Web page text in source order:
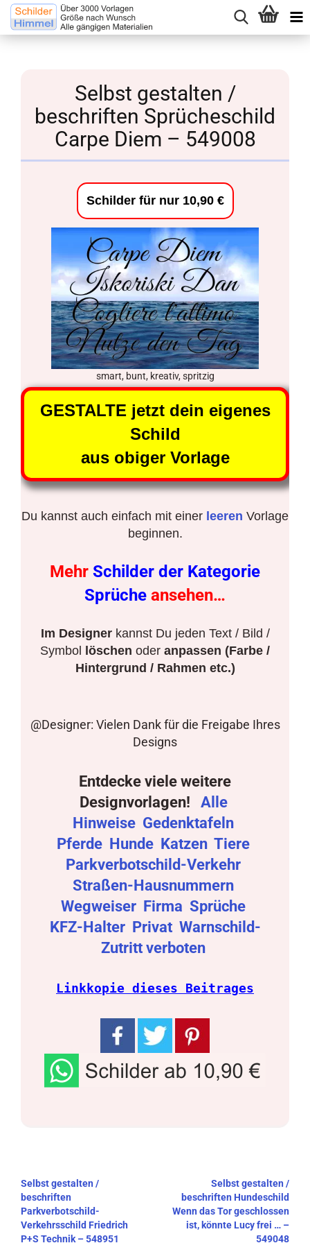
Selbst gestalten /
beschriften Sprücheschild
Carpe Diem – 549008
Schilder für nur 10,90 €
smart, bunt, kreativ, spritzig
GESTALTE jetzt dein eigenes
Schild
aus obiger Vorlage
Du kannst auch einfach mit einer leeren Vorlage
beginnen.
Mehr Schilder der Kategorie
Sprüche ansehen…
Im Designerkannst Du jeden Text / Bild /
Symbol
löschen oder anpassen (Farbe /
Hintergrund / Rahmen etc.)
@Designer: Vielen Dank für die Freigabe Ihres
Designs
Entdecke viele weitere
Designvorlagen!
Alle
Hinweise Gedenktafeln
Pferde Hunde Katzen Tiere
Parkverbotschild-Verkehr
Straßen-Hausnummern
Wegweiser Firma Sprüche
KFZ-Halter Privat Warnschild-
Zutritt verboten
Linkkopie dieses Beitrages
Beitragsnavigation
Selbst gestalten /
beschriften
Parkverbotschild-
Verkehrsschild Friedrich
P+S Technik – 548951
Selbst gestalten /
beschriften Hundeschild
Wenn das Tor geschlossen
ist, könnte Lucy frei … –
549048